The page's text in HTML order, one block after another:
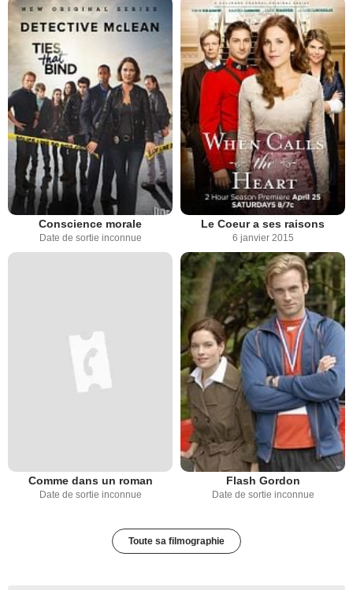
Conscience morale
Date de sortie inconnue
Le Coeur a ses raisons
6 janvier 2015
Comme dans un roman
Date de sortie inconnue
Flash Gordon
Date de sortie inconnue
Toute sa filmographie